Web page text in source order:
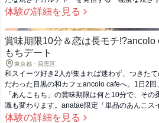
蜜なひと時”を楽しめます。おいしい腸活体験を
体験の詳細を見る
賞味期限10分＆恋は長モチ!?ancolo
もちデート
東京都・目黒区
和スイーツ好き2人が集まれば迷わず、つきた
だわった目黒の和カフェancolo cafeへ。1日2
「あんこもち」の賞味期限は何と10分で、そ
識も変わります。anatae限定「単品のあんこス
煮を除く）から1点とドリンク1点のセット」は
体験の詳細を見る